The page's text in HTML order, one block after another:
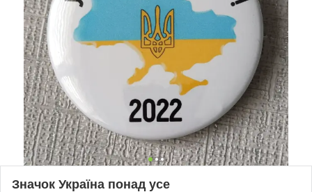
Значок Україна понад усе